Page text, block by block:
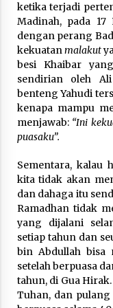
ketika terjadi
Madinah, pada
dengan perang
kekuatanmalakut
besi Khaibar
sendirian oleh
benteng Yahudi
kenapa mampu
menjawab: “Ini
puasaku”.
Sementara, kalau
kita tidak akan
dan dahaga itu
Ramadhan tidak
yang dijalani
setiap tahun dan
bin Abdullah bisa
setelah berpuasa
tahun, di Gua
Tuhan, dan pulang